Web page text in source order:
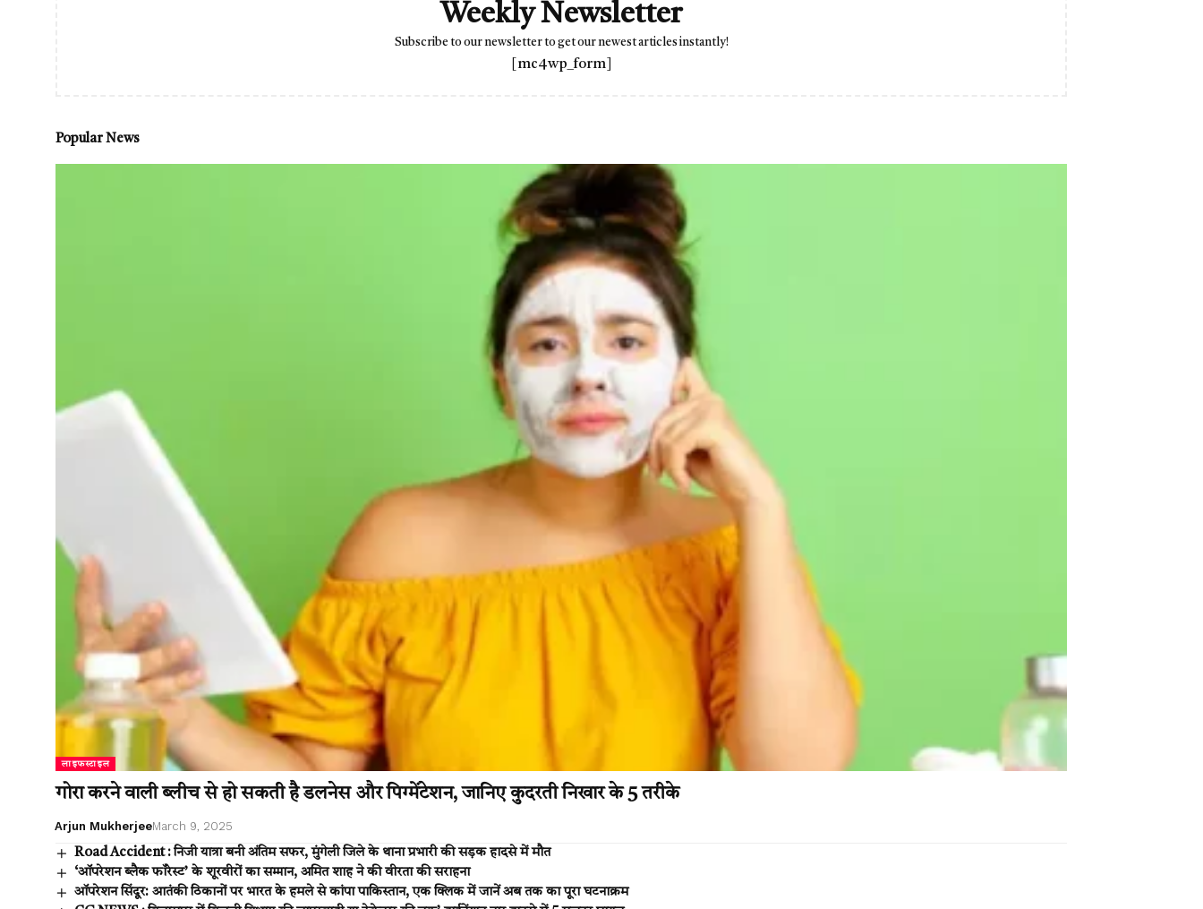
Weekly Newsletter
Subscribe to our newsletter to get our newest articles instantly!
[mc4wp_form]
Popular News
लाइफस्टाइल
गोरा करने वाली ब्लीच से हो सकती है डलनेस और पिग्मेंटेशन, जानिए कुदरती निखार के 5 तरीके
Arjun MukherjeeMarch 9, 2025
Road Accident : निजी यात्रा बनी अंतिम सफर, मुंगेली जिले के थाना प्रभारी की सड़क हादसे में मौत
‘ऑपरेशन ब्लैक फॉरेस्ट’ के शूरवीरों का सम्मान, अमित शाह ने की वीरता की सराहना
ऑपरेशन सिंदूर: आतंकी ठिकानों पर भारत के हमले से कांपा पाकिस्तान, एक क्लिक में जानें अब तक का पूरा घटनाक्रम